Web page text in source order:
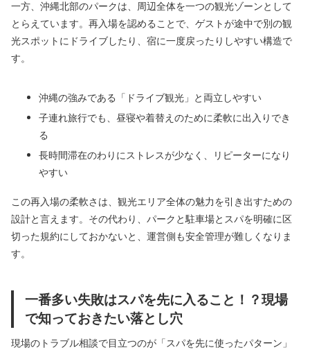
一方、沖縄北部のパークは、周辺全体を一つの観光ゾーンとして
とらえています。再入場を認めることで、ゲストが途中で別の観
光スポットにドライブしたり、宿に一度戻ったりしやすい構造で
す。
沖縄の強みである「ドライブ観光」と両立しやすい
子連れ旅行でも、昼寝や着替えのために柔軟に出入りでき
る
長時間滞在のわりにストレスが少なく、リピーターになり
やすい
この再入場の柔軟さは、観光エリア全体の魅力を引き出すための
設計と言えます。その代わり、パークと駐車場とスパを明確に区
切った規約にしておかないと、運営側も安全管理が難しくなりま
す。
一番多い失敗はスパを先に入ること！？現場
で知っておきたい落とし穴
現場のトラブル相談で目立つのが「スパを先に使ったパターン」